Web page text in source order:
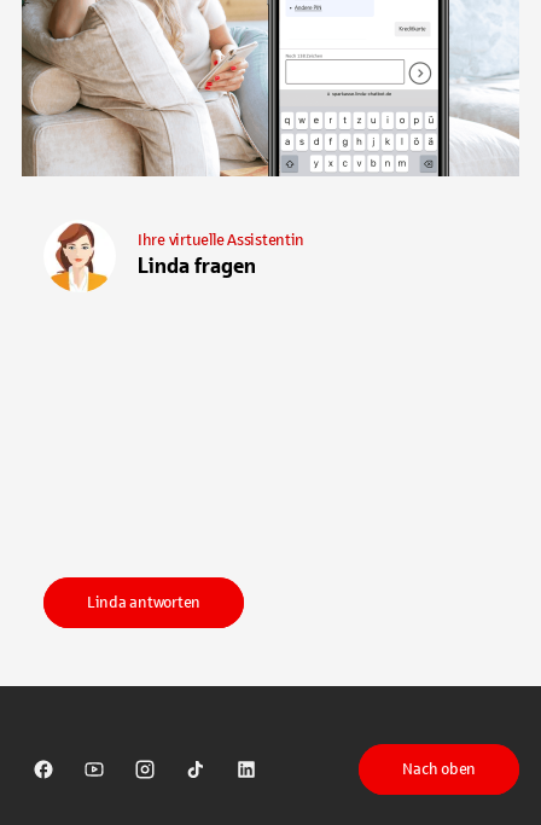
Linda fragen
Ihre virtuelle Assistentin
Linda antworten
Sparkasse auf Facebook
Sparkasse auf Youtube
Sparkasse auf Instagram
Sparkasse auf TikTok
Sparkasse auf LinkedIn
Nach oben